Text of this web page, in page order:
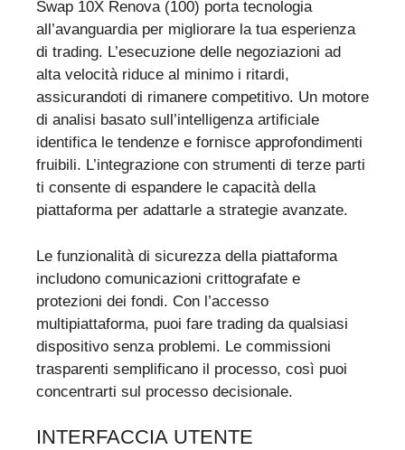
Swap 10X Renova (100) porta tecnologia
all’avanguardia per migliorare la tua esperienza
di trading. L’esecuzione delle negoziazioni ad
alta velocità riduce al minimo i ritardi,
assicurandoti di rimanere competitivo. Un motore
di analisi basato sull’intelligenza artificiale
identifica le tendenze e fornisce approfondimenti
fruibili. L’integrazione con strumenti di terze parti
ti consente di espandere le capacità della
piattaforma per adattarle a strategie avanzate.
Le funzionalità di sicurezza della piattaforma
includono comunicazioni crittografate e
protezioni dei fondi. Con l’accesso
multipiattaforma, puoi fare trading da qualsiasi
dispositivo senza problemi. Le commissioni
trasparenti semplificano il processo, così puoi
concentrarti sul processo decisionale.
INTERFACCIA UTENTE